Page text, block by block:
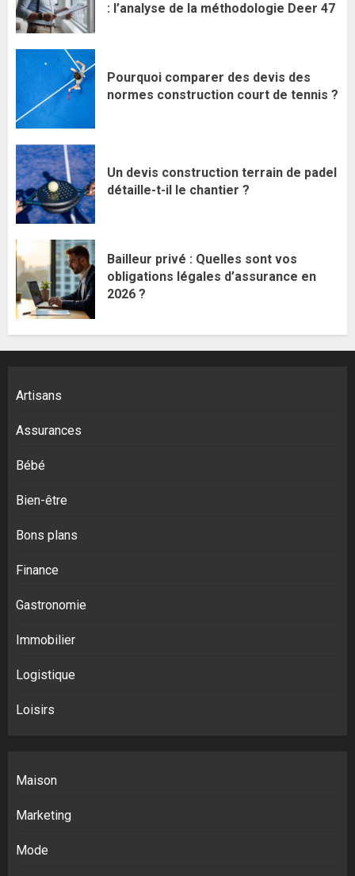
: l’analyse de la méthodologie Deer 47
Pourquoi comparer des devis des
normes construction court de tennis ?
Un devis construction terrain de padel
détaille-t-il le chantier ?
Bailleur privé : Quelles sont vos
obligations légales d’assurance en
2026 ?
Artisans
Assurances
Bébé
Bien-être
Bons plans
Finance
Gastronomie
Immobilier
Logistique
Loisirs
Maison
Marketing
Mode